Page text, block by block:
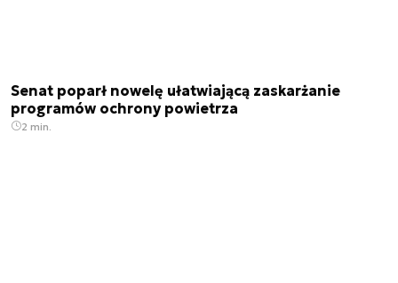
Senat poparł nowelę ułatwiającą zaskarżanie
programów ochrony powietrza
2 min.